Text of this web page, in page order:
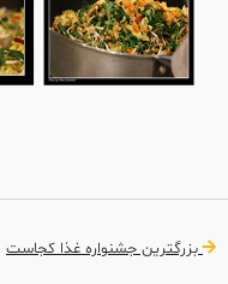
بزرگترین جشنواره غذا کجاست